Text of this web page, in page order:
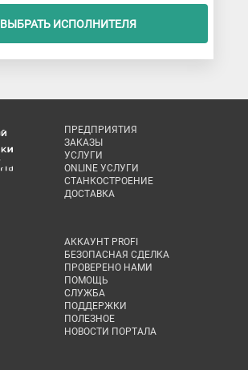
ВЫБРАТЬ ИСПОЛНИТЕЛЯ
ПРЕДПРИЯТИЯ
ЗАКАЗЫ
УСЛУГИ
ONLINE УСЛУГИ
СТАНКОСТРОЕНИЕ
ДОСТАВКА
АККАУНТ PROFI
БЕЗОПАСНАЯ СДЕЛКА
ПРОВЕРЕНО НАМИ
ПОМОЩЬ
СЛУЖБА
ПОДДЕРЖКИ
ПОЛЕЗНОЕ
НОВОСТИ ПОРТАЛА